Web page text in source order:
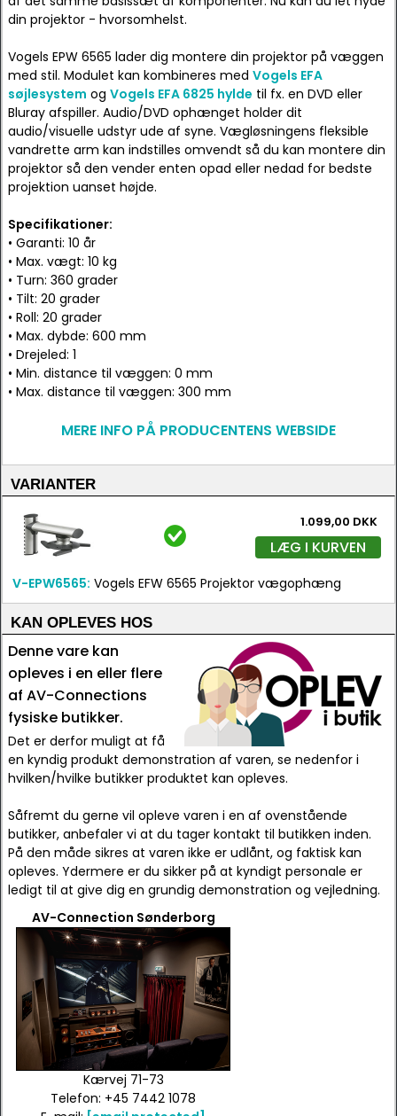
din projektor - hvorsomhelst.
Vogels EPW 6565 lader dig montere din projektor på væggen
med stil. Modulet kan kombineres med Vogels EFA
søjlesystem og Vogels EFA 6825 hylde til fx. en DVD eller
Bluray afspiller. Audio/DVD ophænget holder dit
audio/visuelle udstyr ude af syne. Vægløsningens fleksible
vandrette arm kan indstilles omvendt så du kan montere din
projektor så den vender enten opad eller nedad for bedste
projektion uanset højde.
Specifikationer:
• Garanti: 10 år
• Max. vægt: 10 kg
• Turn: 360 grader
• Tilt: 20 grader
• Roll: 20 grader
• Max. dybde: 600 mm
• Drejeled: 1
• Min. distance til væggen: 0 mm
• Max. distance til væggen: 300 mm
MERE INFO PÅ PRODUCENTENS WEBSIDE
VARIANTER
1.099,00 DKK
LÆG I KURVEN
V-EPW6565: Vogels EFW 6565 Projektor vægophæng
KAN OPLEVES HOS
Denne vare kan
opleves i en eller flere
af AV-Connections
fysiske butikker.
Det er derfor muligt at få
en kyndig produkt demonstration af varen, se nedenfor i
hvilken/hvilke butikker produktet kan opleves.
Såfremt du gerne vil opleve varen i en af ovenstående
butikker, anbefaler vi at du tager kontakt til butikken inden.
På den måde sikres at varen ikke er udlånt, og faktisk kan
opleves. Ydermere er du sikker på at kyndigt personale er
ledigt til at give dig en grundig demonstration og vejledning.
AV-Connection Sønderborg
Kærvej 71-73
Telefon: +45 7442 1078